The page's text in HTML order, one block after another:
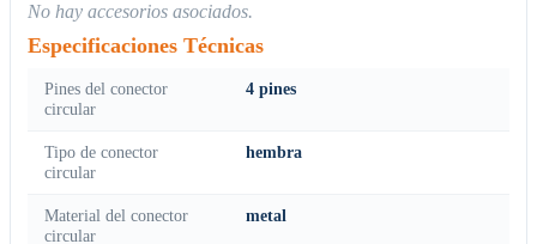
No hay accesorios asociados.
Especificaciones Técnicas
Pines del conector
circular
4 pines
Tipo de conector
circular
hembra
Material del conector
circular
metal